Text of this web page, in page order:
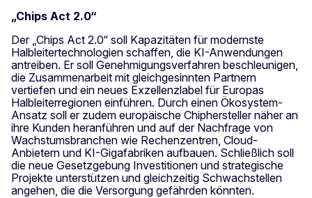
„Chips Act 2.0“
Der „Chips Act 2.0“ soll Kapazitäten für modernste
Halbleitertechnologien schaffen, die KI-Anwendungen
antreiben. Er soll Genehmigungsverfahren beschleunigen,
die Zusammenarbeit mit gleichgesinnten Partnern
vertiefen und ein neues Exzellenzlabel für Europas
Halbleiterregionen einführen. Durch einen Ökosystem-
Ansatz soll er zudem europäische Chiphersteller näher an
ihre Kunden heranführen und auf der Nachfrage von
Wachstumsbranchen wie Rechenzentren, Cloud-
Anbietern und KI-Gigafabriken aufbauen. Schließlich soll
die neue Gesetzgebung Investitionen und strategische
Projekte unterstützen und gleichzeitig Schwachstellen
angehen, die die Versorgung gefährden könnten.